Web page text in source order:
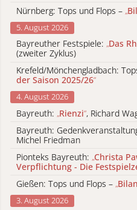
Nürnberg: Tops und Flops – „
5. August 2026
Bayreuther Festspiele: „Das
(zweiter Zyklus)
Krefeld/Mönchengladbach:
der Saison 2025/26“
4. August 2026
Bayreuth: „Rienzi“, Richard
Bayreuth:
Michel Friedman
Pionteks Bayreuth: „Christa
Verpflichtung - Die
Gießen: Tops und Flops – „
3. August 2026